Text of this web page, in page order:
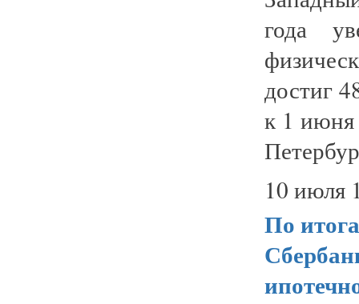
года
достиг
к 1 июня
10 июля
По